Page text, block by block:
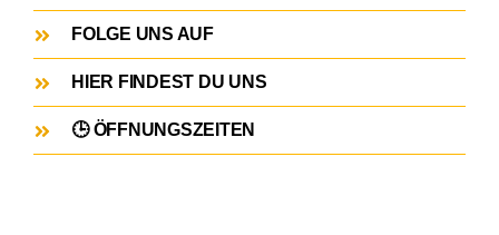
FOLGE UNS AUF
HIER FINDEST DU UNS
🕒 ÖFFNUNGSZEITEN